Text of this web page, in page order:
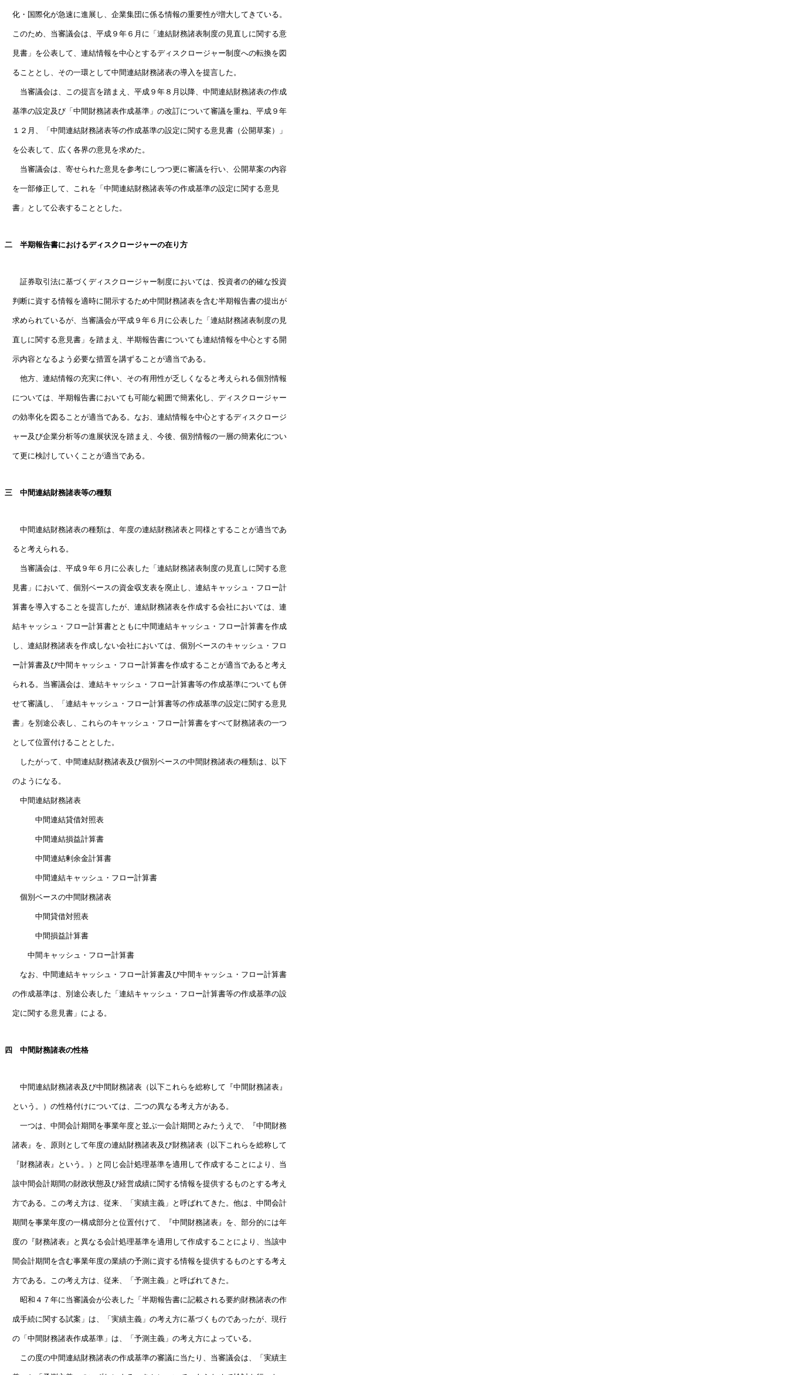
化・国際化が急速に進展し、企業集団に係る情報の重要性が増大してきている。
このため、当審議会は、平成９年６月に「連結財務諸表制度の見直しに関する意
見書」を公表して、連結情報を中心とするディスクロージャー制度への転換を図
ることとし、その一環として中間連結財務諸表の導入を提言した。
当審議会は、この提言を踏まえ、平成９年８月以降、中間連結財務諸表の作成
基準の設定及び「中間財務諸表作成基準」の改訂について審議を重ね、平成９年
１２月、「中間連結財務諸表等の作成基準の設定に関する意見書（公開草案）」
を公表して、広く各界の意見を求めた。
当審議会は、寄せられた意見を参考にしつつ更に審議を行い、公開草案の内容
を一部修正して、これを「中間連結財務諸表等の作成基準の設定に関する意見
書」として公表することとした。
二　半期報告書におけるディスクロージャーの在り方
証券取引法に基づくディスクロージャー制度においては、投資者の的確な投資
判断に資する情報を適時に開示するため中間財務諸表を含む半期報告書の提出が
求められているが、当審議会が平成９年６月に公表した「連結財務諸表制度の見
直しに関する意見書」を踏まえ、半期報告書についても連結情報を中心とする開
示内容となるよう必要な措置を講ずることが適当である。
他方、連結情報の充実に伴い、その有用性が乏しくなると考えられる個別情報
については、半期報告書においても可能な範囲で簡素化し、ディスクロージャー
の効率化を図ることが適当である。なお、連結情報を中心とするディスクロージ
ャー及び企業分析等の進展状況を踏まえ、今後、個別情報の一層の簡素化につい
て更に検討していくことが適当である。
三　中間連結財務諸表等の種類
中間連結財務諸表の種類は、年度の連結財務諸表と同様とすることが適当であ
ると考えられる。
当審議会は、平成９年６月に公表した「連結財務諸表制度の見直しに関する意
見書」において、個別ベースの資金収支表を廃止し、連結キャッシュ・フロー計
算書を導入することを提言したが、連結財務諸表を作成する会社においては、連
結キャッシュ・フロー計算書とともに中間連結キャッシュ・フロー計算書を作成
し、連結財務諸表を作成しない会社においては、個別ベースのキャッシュ・フロ
ー計算書及び中間キャッシュ・フロー計算書を作成することが適当であると考え
られる。当審議会は、連結キャッシュ・フロー計算書等の作成基準についても併
せて審議し、「連結キャッシュ・フロー計算書等の作成基準の設定に関する意見
書」を別途公表し、これらのキャッシュ・フロー計算書をすべて財務諸表の一つ
として位置付けることとした。
したがって、中間連結財務諸表及び個別ベースの中間財務諸表の種類は、以下
のようになる。
中間連結財務諸表
中間連結貸借対照表
中間連結損益計算書
中間連結剰余金計算書
中間連結キャッシュ・フロー計算書
個別ベースの中間財務諸表
中間貸借対照表
中間損益計算書
中間キャッシュ・フロー計算書
なお、中間連結キャッシュ・フロー計算書及び中間キャッシュ・フロー計算書
の作成基準は、別途公表した「連結キャッシュ・フロー計算書等の作成基準の設
定に関する意見書」による。
四　中間財務諸表の性格
中間連結財務諸表及び中間財務諸表（以下これらを総称して『中間財務諸表』
という。）の性格付けについては、二つの異なる考え方がある。
一つは、中間会計期間を事業年度と並ぶ一会計期間とみたうえで、『中間財務
諸表』を、原則として年度の連結財務諸表及び財務諸表（以下これらを総称して
『財務諸表』という。）と同じ会計処理基準を適用して作成することにより、当
該中間会計期間の財政状態及び経営成績に関する情報を提供するものとする考え
方である。この考え方は、従来、「実績主義」と呼ばれてきた。他は、中間会計
期間を事業年度の一構成部分と位置付けて、『中間財務諸表』を、部分的には年
度の『財務諸表』と異なる会計処理基準を適用して作成することにより、当該中
間会計期間を含む事業年度の業績の予測に資する情報を提供するものとする考え
方である。この考え方は、従来、「予測主義」と呼ばれてきた。
昭和４７年に当審議会が公表した「半期報告書に記載される要約財務諸表の作
成手続に関する試案」は、「実績主義」の考え方に基づくものであったが、現行
の「中間財務諸表作成基準」は、「予測主義」の考え方によっている。
この度の中間連結財務諸表の作成基準の審議に当たり、当審議会は、「実績主